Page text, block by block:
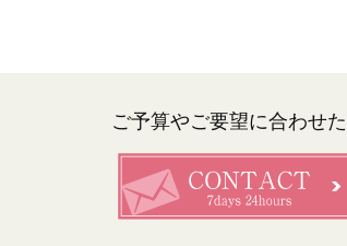
ご予算やご要望に合わせた